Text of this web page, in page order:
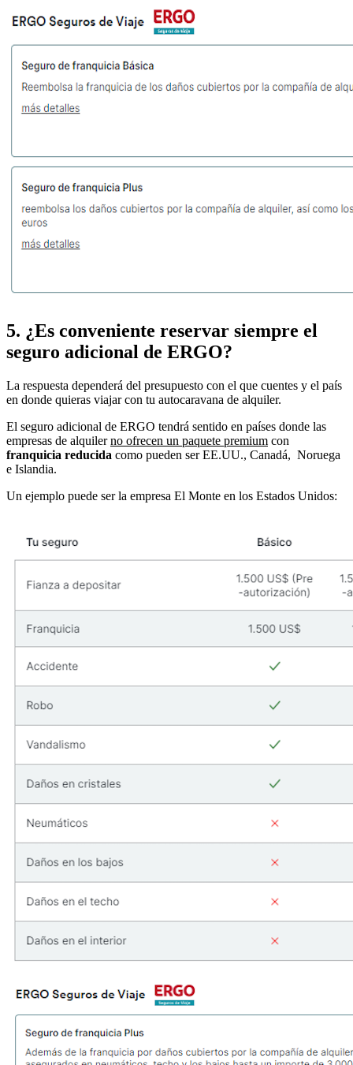
5. ¿Es conveniente reservar siempre el
seguro adicional de ERGO?
La respuesta dependerá del presupuesto con el que cuentes y el país
en donde quieras viajar con tu autocaravana de alquiler.
El seguro adicional de ERGO tendrá sentido en países donde las
empresas de alquilerno ofrecen un paquete premium con
franquicia reducida como pueden ser EE.UU., Canadá, Noruega
e Islandia.
Un ejemplo puede ser la empresa El Monte en los Estados Unidos: